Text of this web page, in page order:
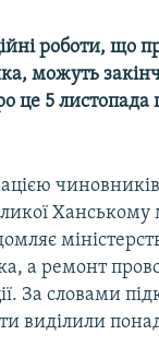
роботи, що
можуть
це 5 листопада
Ханському
а ремонт
За словами
виділили